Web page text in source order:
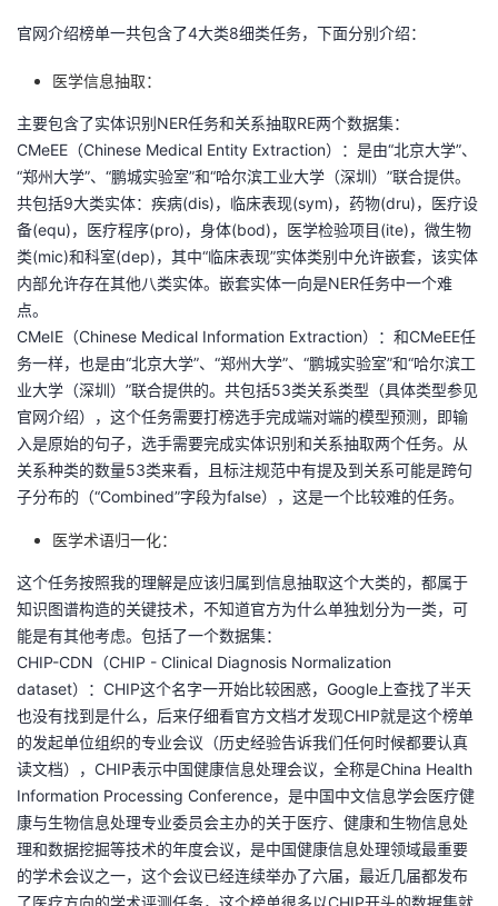
我
课
程
的
认
证
我
的
实
我
的
藏
的
技
术
支
持
我
的
云
声
建
官网介绍榜单一共包含了4大类8细类任务，下面分别介绍：
医学信息抽取：
主要包含了实体识别NER任务和关系抽取RE两个数据集：
CMeEE（Chinese Medical Entity Extraction）：是由“北京大学”、
“郑州大学”、“鹏城实验室”和“哈尔滨工业大学（深圳）”联合提供。
共包括9大类实体：疾病(dis)，临床表现(sym)，药物(dru)，医疗设
备(equ)，医疗程序(pro)，身体(bod)，医学检验项目(ite)，微生物
类(mic)和科室(dep)，其中“临床表现”实体类别中允许嵌套，该实体
内部允许存在其他八类实体。嵌套实体一向是NER任务中一个难
点。
CMeIE（Chinese Medical Information Extraction）：和CMeEE任
务一样，也是由“北京大学”、“郑州大学”、“鹏城实验室”和“哈尔滨工
业大学（深圳）”联合提供的。共包括53类关系类型（具体类型参见
官网介绍），这个任务需要打榜选手完成端对端的模型预测，即输
入是原始的句子，选手需要完成实体识别和关系抽取两个任务。从
关系种类的数量53类来看，且标注规范中有提及到关系可能是跨句
子分布的（“Combined”字段为false），这是一个比较难的任务。
医学术语归一化：
这个任务按照我的理解是应该归属到信息抽取这个大类的，都属于
知识图谱构造的关键技术，不知道官方为什么单独划分为一类，可
能是有其他考虑。包括了一个数据集：
CHIP-CDN（CHIP - Clinical Diagnosis Normalization
dataset）：CHIP这个名字一开始比较困惑，Google上查找了半天
也没有找到是什么，后来仔细看官方文档才发现CHIP就是这个榜单
的发起单位组织的专业会议（历史经验告诉我们任何时候都要认真
读文档），CHIP表示中国健康信息处理会议，全称是China Health
Information Processing Conference，是中国中文信息学会医疗健
康与生物信息处理专业委员会主办的关于医疗、健康和生物信息处
理和数据挖掘等技术的年度会议，是中国健康信息处理领域最重要
的学术会议之一，这个会议已经连续举办了六届，最近几届都发布
了医疗方向的学术评测任务，这个榜单很多以CHIP开头的数据集就